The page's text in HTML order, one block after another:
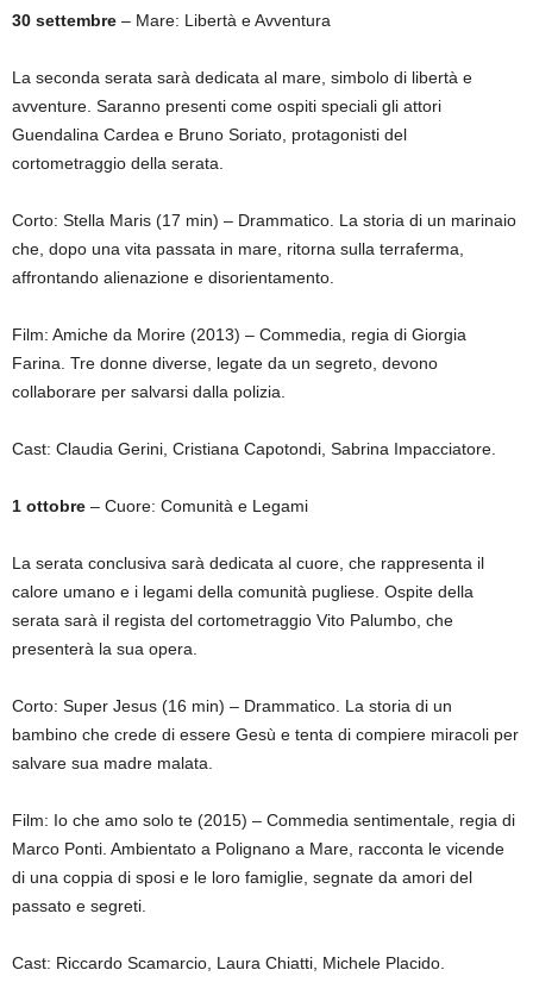
30 settembre – Mare: Libertà e Avventura
La seconda serata sarà dedicata al mare, simbolo di libertà e
avventure. Saranno presenti come ospiti speciali gli attori
Guendalina Cardea e Bruno Soriato, protagonisti del
cortometraggio della serata.
Corto: Stella Maris (17 min) – Drammatico. La storia di un marinaio
che, dopo una vita passata in mare, ritorna sulla terraferma,
affrontando alienazione e disorientamento.
Film: Amiche da Morire (2013) – Commedia, regia di Giorgia
Farina. Tre donne diverse, legate da un segreto, devono
collaborare per salvarsi dalla polizia.
Cast: Claudia Gerini, Cristiana Capotondi, Sabrina Impacciatore.
1 ottobre – Cuore: Comunità e Legami
La serata conclusiva sarà dedicata al cuore, che rappresenta il
calore umano e i legami della comunità pugliese. Ospite della
serata sarà il regista del cortometraggio Vito Palumbo, che
presenterà la sua opera.
Corto: Super Jesus (16 min) – Drammatico. La storia di un
bambino che crede di essere Gesù e tenta di compiere miracoli per
salvare sua madre malata.
Film: Io che amo solo te (2015) – Commedia sentimentale, regia di
Marco Ponti. Ambientato a Polignano a Mare, racconta le vicende
di una coppia di sposi e le loro famiglie, segnate da amori del
passato e segreti.
Cast: Riccardo Scamarcio, Laura Chiatti, Michele Placido.